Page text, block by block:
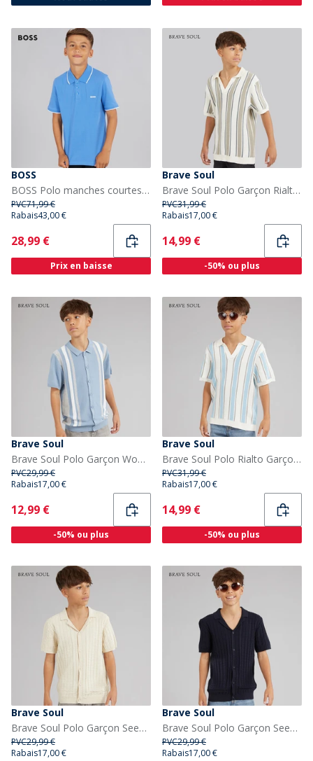
BOSS
BOSS Polo manches courtes Garçon Navy
PVC71,99 €
Rabais43,00 €
Current
28,99 €
Prix en baisse
Brave Soul
Brave Soul Polo Garçon Rialto Crème/Vert Clair/Vert Moyen Cream/Lt Green/Mid Green
PVC31,99 €
Rabais17,00 €
Current
14,99 €
-50% ou plus
Brave Soul
Brave Soul Polo Garçon Woodhay Steel Blue
PVC29,99 €
Rabais17,00 €
Current
12,99 €
-50% ou plus
Brave Soul
Brave Soul Polo Rialto Garçon Cream/Pale Blue/Lt Grey
PVC31,99 €
Rabais17,00 €
Current
14,99 €
-50% ou plus
Brave Soul
Brave Soul Polo Garçon Seeger Ecru Marl
PVC29,99 €
Rabais17,00 €
Brave Soul
Brave Soul Polo Garçon Seeger Navy
PVC29,99 €
Rabais17,00 €